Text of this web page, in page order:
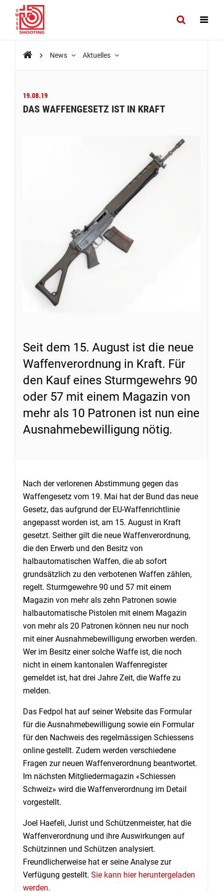
News Aktuelles
19.08.19
DAS WAFFENGESETZ IST IN KRAFT
Seit dem 15. August ist die neue
Waffenverordnung in Kraft. Für
den Kauf eines Sturmgewehrs 90
oder 57 mit einem Magazin von
mehr als 10 Patronen ist nun eine
Ausnahmebewilligung nötig.
Nach der verlorenen Abstimmung gegen das
Waffengesetz vom 19. Mai hat der Bund das neue
Gesetz, das aufgrund der EU-Waffenrichtlinie
angepasst worden ist, am 15. August in Kraft
gesetzt. Seither gilt die neue Waffenverordnung,
die den Erwerb und den Besitz von
halbautomatischen Waffen, die ab sofort
grundsätzlich zu den verbotenen Waffen zählen,
regelt. Sturmgewehre 90 und 57 mit einem
Magazin von mehr als zehn Patronen sowie
halbautomatische Pistolen mit einem Magazin
von mehr als 20 Patronen können neu nur noch
mit einer Ausnahmebewilligung erworben werden.
Wer im Besitz einer solche Waffe ist, die noch
nicht in einem kantonalen Waffenregister
gemeldet ist, hat drei Jahre Zeit, die Waffe zu
melden.
Das Fedpol hat auf seiner Website das Formular
für die Ausnahmebewilligung sowie ein Formular
für den Nachweis des regelmässigen Schiessens
online gestellt. Zudem werden verschiedene
Fragen zur neuen Waffenverordnung beantwortet.
Im nächsten Mitgliedermagazin «Schiessen
Schweiz» wird die Waffenverordnung im Detail
vorgestellt.
Joel Haefeli, Jurist und Schützenmeister, hat die
Waffenverordnung und ihre Auswirkungen auf
Schützinnen und Schützen analysiert.
Freundlicherweise hat er seine Analyse zur
Verfügung gestellt. Sie kann hier heruntergeladen
werden.